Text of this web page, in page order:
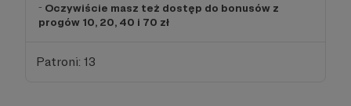
- Oczywiście masz też dostęp do bonusów z
progów 10, 20, 40 i 70 zł
Patroni: 13